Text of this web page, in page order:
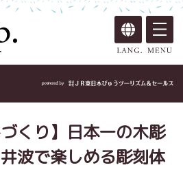
くり】日本一の木彫
波で楽しめる彫刻体